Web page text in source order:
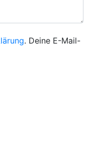
. Deine E-Mail-